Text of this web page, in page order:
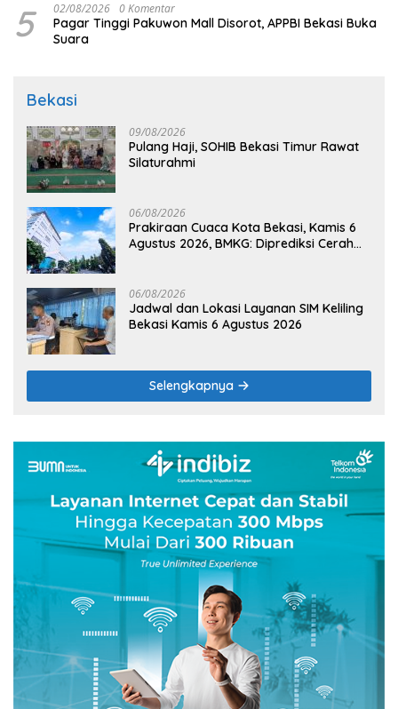
5 02/08/2026 0 Komentar
Pagar Tinggi Pakuwon Mall Disorot, APPBI Bekasi Buka
Suara
Bekasi
09/08/2026
Pulang Haji, SOHIB Bekasi Timur Rawat
Silaturahmi
06/08/2026
Prakiraan Cuaca Kota Bekasi, Kamis 6
Agustus 2026, BMKG: Diprediksi Cerah
06/08/2026
Jadwal dan Lokasi Layanan SIM Keliling
Bekasi Kamis 6 Agustus 2026
Selengkapnya